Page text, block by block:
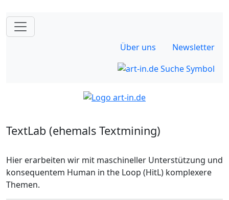
Über uns Newsletter
TextLab (ehemals Textmining)
Hier erarbeiten wir mit maschineller Unterstützung und
konsequentem Human in the Loop (HitL) komplexere
Themen.